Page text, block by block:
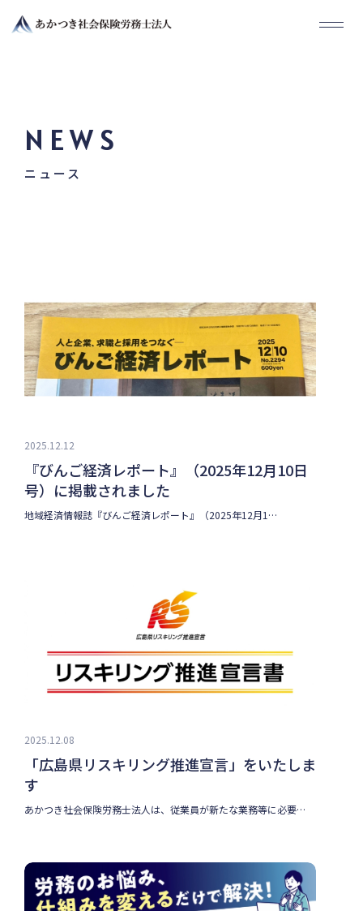
NEWS
ニュース
2025.12.12
『びんご経済レポート』（2025年12月10日
号）に掲載されました
地域経済情報誌『びんご経済レポート』（2025年12月1…
2025.12.08
「広島県リスキリング推進宣言」をいたしま
す
あかつき社会保険労務士法人は、従業員が新たな業務等に必要…